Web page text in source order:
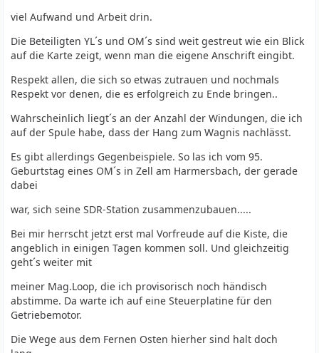
viel Aufwand und Arbeit drin.
Die Beteiligten YL´s und OM´s sind weit gestreut wie ein Blick
auf die Karte zeigt, wenn man die eigene Anschrift eingibt.
Respekt allen, die sich so etwas zutrauen und nochmals
Respekt vor denen, die es erfolgreich zu Ende bringen..
Wahrscheinlich liegt´s an der Anzahl der Windungen, die ich
auf der Spule habe, dass der Hang zum Wagnis nachlässt.
Es gibt allerdings Gegenbeispiele. So las ich vom 95.
Geburtstag eines OM´s in Zell am Harmersbach, der gerade
dabei
war, sich seine SDR-Station zusammenzubauen.....
Bei mir herrscht jetzt erst mal Vorfreude auf die Kiste, die
angeblich in einigen Tagen kommen soll. Und gleichzeitig
geht´s weiter mit
meiner Mag.Loop, die ich provisorisch noch händisch
abstimme. Da warte ich auf eine Steuerplatine für den
Getriebemotor.
Die Wege aus dem Fernen Osten hierher sind halt doch